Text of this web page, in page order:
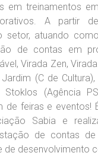
em treinamentos
A partir
setor, atuando
de contas em
Virada Zen,
(C de Cultura),
Stoklos (Agência
de feiras e eventos!
Sabia e
de contas
de desenvolvimento